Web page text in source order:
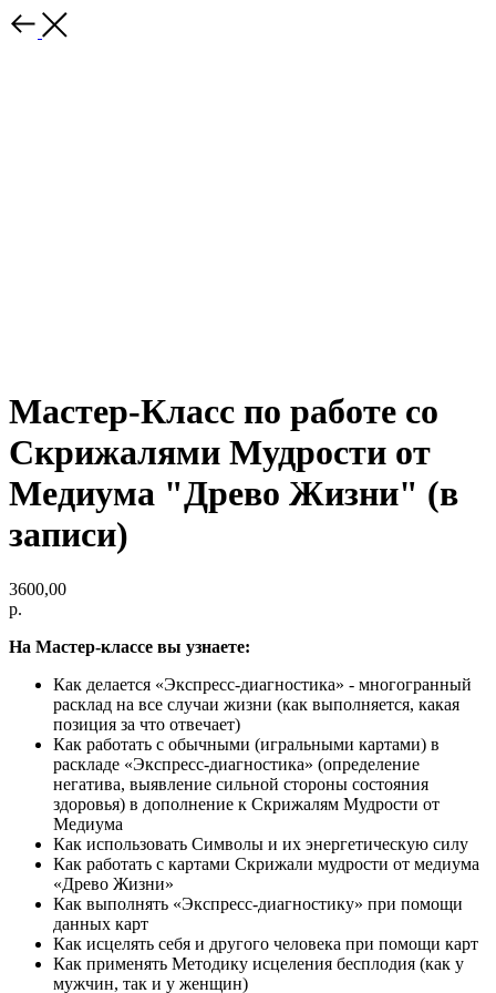
Мастер-Класс по работе со
Скрижалями Мудрости от
Медиума "Древо Жизни" (в
записи)
3600,00
р.
На Мастер-классе вы узнаете:
Как делается «Экспресс-диагностика» - многогранный
расклад на все случаи жизни (как выполняется, какая
позиция за что отвечает)
Как работать с обычными (игральными картами) в
раскладе «Экспресс-диагностика» (определение
негатива, выявление сильной стороны состояния
здоровья) в дополнение к Скрижалям Мудрости от
Медиума
Как использовать Символы и их энергетическую силу
Как работать с картами Скрижали мудрости от медиума
«Древо Жизни»
Как выполнять «Экспресс-диагностику» при помощи
данных карт
Как исцелять себя и другого человека при помощи карт
Как применять Методику исцеления бесплодия (как у
мужчин, так и у женщин)